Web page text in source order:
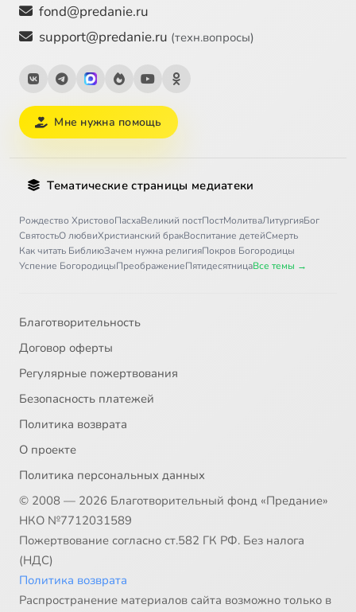
fond@predanie.ru
support@predanie.ru (техн.вопросы)
Мне нужна помощь
Тематические страницы медиатеки
Рождество ХристовоПасхаВеликий постПостМолитваЛитургияБог
СвятостьО любвиХристианский бракВоспитание детейСмерть
Как читать БиблиюЗачем нужна религияПокров Богородицы
Успение БогородицыПреображениеПятидесятницаВсе темы →
Благотворительность
Договор оферты
Регулярные пожертвования
Безопасность платежей
Политика возврата
О проекте
Политика персональных данных
© 2008 — 2026 Благотворительный фонд «Предание»
НКО №7712031589
Пожертвование согласно ст.582 ГК РФ. Без налога
(НДС)
Политика возврата
Распространение материалов сайта возможно только в